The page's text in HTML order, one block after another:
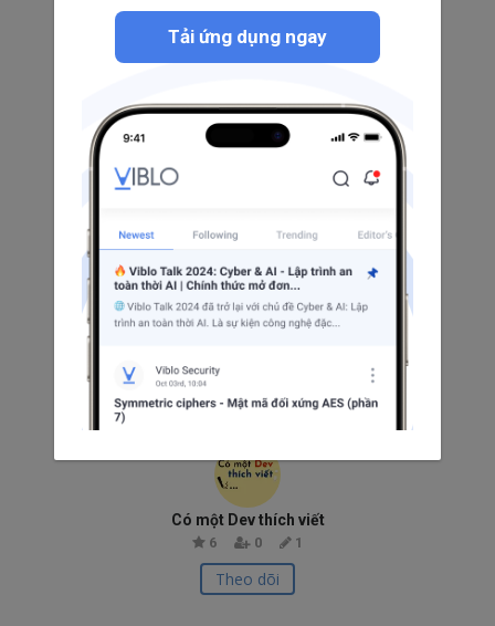
Theo dõi
Hoàng Nguyên Phan
JB Pha Le
Có một Dev thích viết
6 0 1
Theo dõi
Tải ứng dụng ngay